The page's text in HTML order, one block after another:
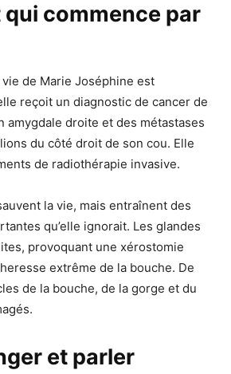
commence par
vie de Marie Joséphine est
reçoit un diagnostic de cancer de
amygdale droite et des métastases
du côté droit de son cou. Elle
de radiothérapie invasive.
la vie, mais entraînent des
qu’elle ignorait. Les glandes
, provoquant une xérostomie
extrême de la bouche. De
de la bouche, de la gorge et du
et parler